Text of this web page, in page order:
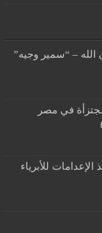
الله – “سمير وجيه”
في مصر
للأبرياء